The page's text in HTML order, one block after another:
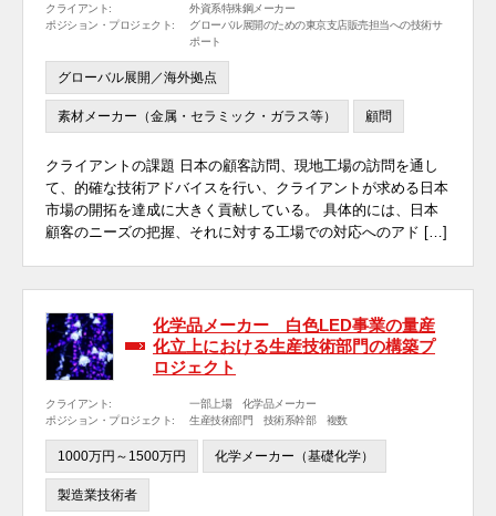
クライアント:
外資系特殊鋼メーカー
ポジション・プロジェクト:
グローバル展開のための東京支店販売担当への技術サ
ポート
グローバル展開／海外拠点
素材メーカー（金属・セラミック・ガラス等） 顧問
クライアントの課題 日本の顧客訪問、現地工場の訪問を通し
て、的確な技術アドバイスを行い、クライアントが求める日本
市場の開拓を達成に大きく貢献している。 具体的には、日本
顧客のニーズの把握、それに対する工場での対応へのアド […]
化学品メーカー 白色LED事業の量産
化立上における生産技術部門の構築プ
ロジェクト
クライアント:
一部上場 化学品メーカー
ポジション・プロジェクト:
生産技術部門 技術系幹部 複数
1000万円～1500万円 化学メーカー（基礎化学）
製造業技術者